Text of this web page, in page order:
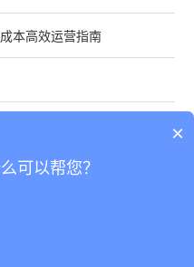
本高效运营指南
×
可以帮您？